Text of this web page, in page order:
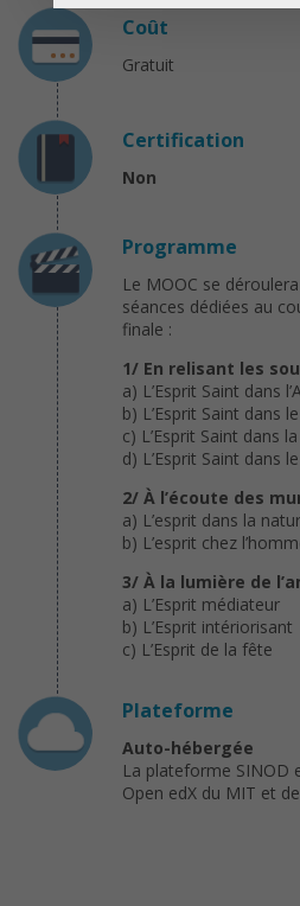
Coût
Gratuit
Certification
Non
Programme
Le MOOC se
séances dédiées au
finale :
1/ En relisant les
a) L’Esprit Saint dans
b) L’Esprit Saint dans
c) L’Esprit Saint dans
d) L’Esprit Saint dans
2/ À l’écoute des
a) L’esprit dans la
b) L’esprit chez
3/ À la lumière de
a) L’Esprit médiateur
b) L’Esprit intériorisant
c) L’Esprit de la fête
Plateforme
Auto-hébergée
La plateforme SINOD
Open edX du MIT et